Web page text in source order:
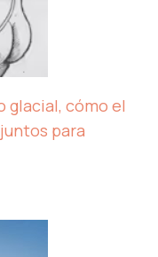
glacial, cómo el
para